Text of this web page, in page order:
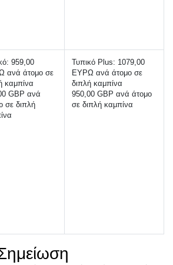
959,00
ανά άτομο σε
καμπίνα
GBP ανά
σε διπλή
Τυπικό Plus: 1079,00
ΕΥΡΩ ανά άτομο σε
διπλή καμπίνα
950,00 GBP ανά άτομο
σε διπλή καμπίνα